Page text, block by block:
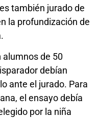
también jurado de
la profundización de
de 50
debían
ante el jurado. Para
el ensayo debía
por la niña